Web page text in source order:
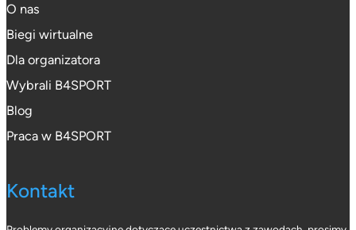
O nas
Biegi wirtualne
Dla organizatora
Wybrali B4SPORT
Blog
Praca w B4SPORT
Kontakt